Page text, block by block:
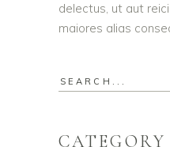
delectus, ut aut
maiores alias
CATEGORY